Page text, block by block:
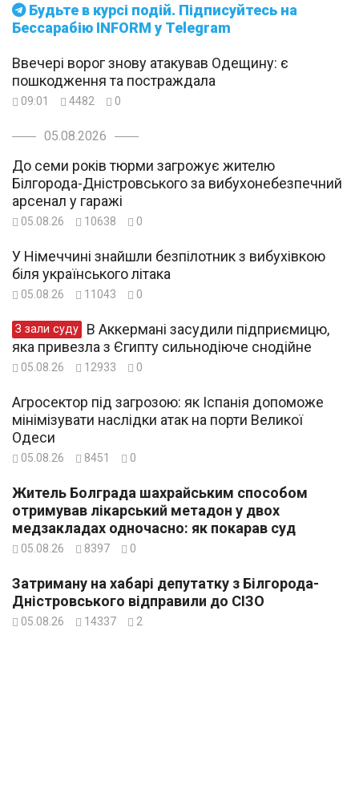
Будьте в курсі подій. Підписуйтесь на
Бессарабію INFORM у Telegram
Ввечері ворог знову атакував Одещину: є
пошкодження та постраждала
09:01 4482 0
05.08.2026
До семи років тюрми загрожує жителю
Білгорода-Дністровського за вибухонебезпечний
арсенал у гаражі
05.08.26 10638 0
У Німеччині знайшли безпілотник з вибухівкою
біля українського літака
05.08.26 11043 0
З зали суду
яка привезла з Єгипту сильнодіюче снодійне
05.08.26 12933 0
Агросектор під загрозою: як Іспанія допоможе
мінімізувати наслідки атак на порти Великої
Одеси
05.08.26 8451 0
Житель Болграда шахрайським способом
отримував лікарський метадон у двох
медзакладах одночасно: як покарав суд
05.08.26 8397 0
Затриману на хабарі депутатку з Білгорода-
Дністровського відправили до СІЗО
05.08.26 14337 2